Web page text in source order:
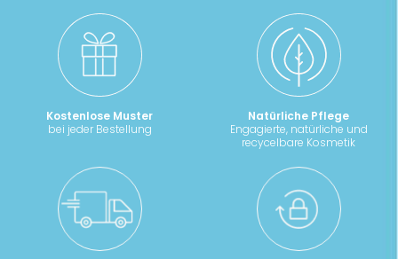
Kostenlose Muster
bei jeder Bestellung
Natürliche Pflege
Engagierte, natürliche und
recycelbare Kosmetik